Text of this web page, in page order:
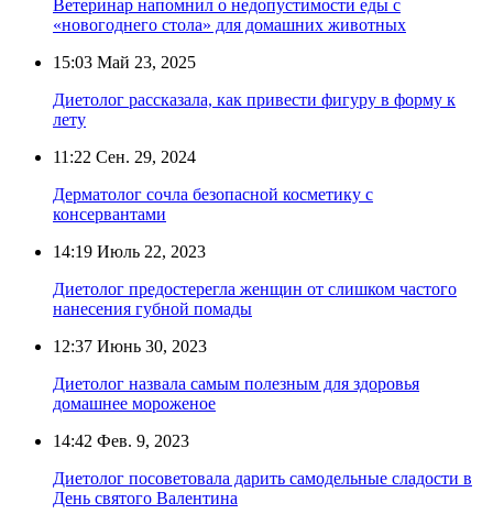
Ветеринар напомнил о недопустимости еды с
«новогоднего стола» для домашних животных
15:03 Май 23, 2025
Диетолог рассказала, как привести фигуру в форму к
лету
11:22 Сен. 29, 2024
Дерматолог сочла безопасной косметику с
консервантами
14:19 Июль 22, 2023
Диетолог предостерегла женщин от слишком частого
нанесения губной помады
12:37 Июнь 30, 2023
Диетолог назвала самым полезным для здоровья
домашнее мороженое
14:42 Фев. 9, 2023
Диетолог посоветовала дарить самодельные сладости в
День святого Валентина